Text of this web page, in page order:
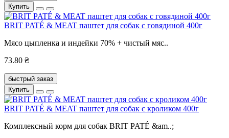
Купить
BRIT PATÉ & MEAT паштет для собак с говядиной 400г
Мясо цыпленка и индейки 70% + чистый мяс..
73.80 ₴
быстрый заказ
Купить
BRIT PATÉ & MEAT паштет для собак с кроликом 400г
Комплексный корм для собак BRIT PATÉ &am..;